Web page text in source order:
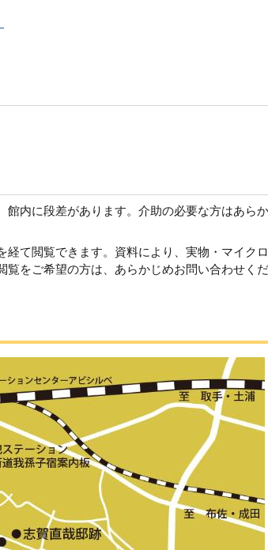
内に段差があります。介助の必要な方はあら
て閲覧できます。資料により、実物・マイク
をご希望の方は、あらかじめお問い合わせく